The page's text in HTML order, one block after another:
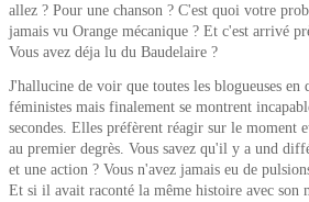
allez ? Pour une chanson ? C'est quoi votre
jamais vu Orange mécanique ? Et c'est arrivé
Vous avez déja lu du Baudelaire ?
J'hallucine de voir que toutes les blogueuses en
féministes mais finalement se montrent
secondes. Elles préfèrent réagir sur le moment
au premier degrès. Vous savez qu'il y a und
et une action ? Vous n'avez jamais eu de
Et si il avait raconté la même histoire avec son